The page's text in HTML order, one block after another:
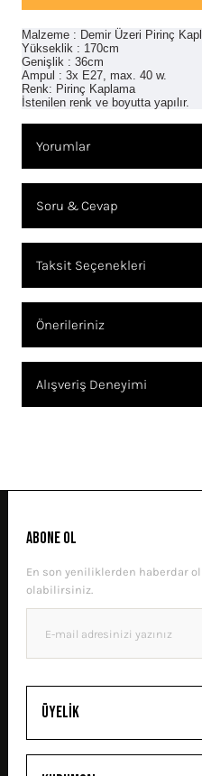
Malzeme : Demir Üzeri Pirinç
Yükseklik : 170cm
Genişlik : 36cm
Ampul : 3x E27, max. 40 w.
Renk: Pirinç Kaplama
İstenilen renk ve boyutta yapılır.
Yorumlar
Soru & Cevap
Taksit Seçenekleri
Önerileriniz
konularda yetersiz gördüğünüz
tarafımıza iletebilirsiniz.
Ürün fiyatı diğer sitelerden daha
Bu ürüne benzer farklı
Alışveriş Deneyimi
Üyelik
ABONE OL
En son yeniliklerden haberdar
olabilirsiniz.